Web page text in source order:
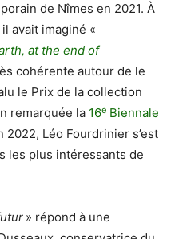
de Nîmes en 2021. À
avait imaginé «
at the end of
cohérente autour de le
le Prix de la collection
remarquée la 16e Biennale
2022, Léo Fourdrinier s’est
les plus intéressants de
» répond à une